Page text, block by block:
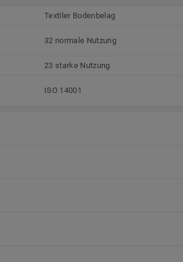
Textiler Bodenbelag
32 normale Nutzung
23 starke Nutzung
ISO 14001